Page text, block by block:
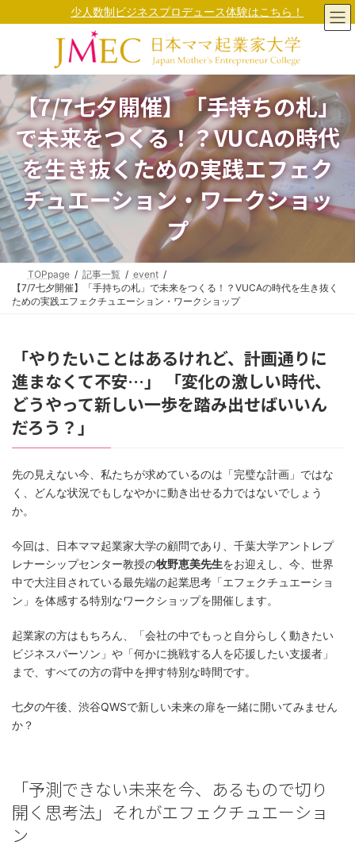
ン
へ
キ
ッ
プ
ビ
ョ
に
移
動
少人数制ビジネスプロデュース体験はこちら！
【7/7七夕開催】「手持ちの札」
で未来をつくる！？VUCAの時代
を生き抜くための実践エフェク
チュエーション・ワークショッ
プ
TOPpage 記事一覧
event
【7/7七夕開催】「手持ちの札」で未来をつくる！？VUCAの時代を生き抜く
ための実践エフェクチュエーション・ワークショップ
「やりたいことはあるけれど、計画通りに
進まなくて不安…」
「変化の激しい時代、
どうやって新しい一歩を踏み出せばいいん
だろう？」
先の見えない今、私たちが求めているのは「完璧な計画」ではな
く、どんな状況でもしなやかに動き出せる力ではないでしょう
か。
今回は、日本ママ起業家大学の顧問であり、千葉大学アントレプ
レナーシップセンター教授の牧野恵美先生をお迎えし、今、世界
中で大注目されている最先端の起業思考「エフェクチュエーショ
ン」を体感する特別なワークショップを開催します。
起業家の方はもちろん、「会社の中でもっと自分らしく動きたい
ビジネスパーソン」や「何かに挑戦する人を応援したい支援者」
まで、すべての方の背中を押す特別な時間です。
七夕の午後、渋谷QWSで新しい未来の扉を一緒に開いてみません
か？
「予測できない未来を今、あるもので切り
開く思考法」それがエフェクチュエーショ
ン